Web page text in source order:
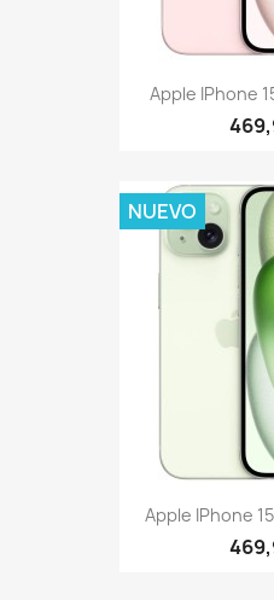
Apple IPhone
Apple IPhone
NUEVO